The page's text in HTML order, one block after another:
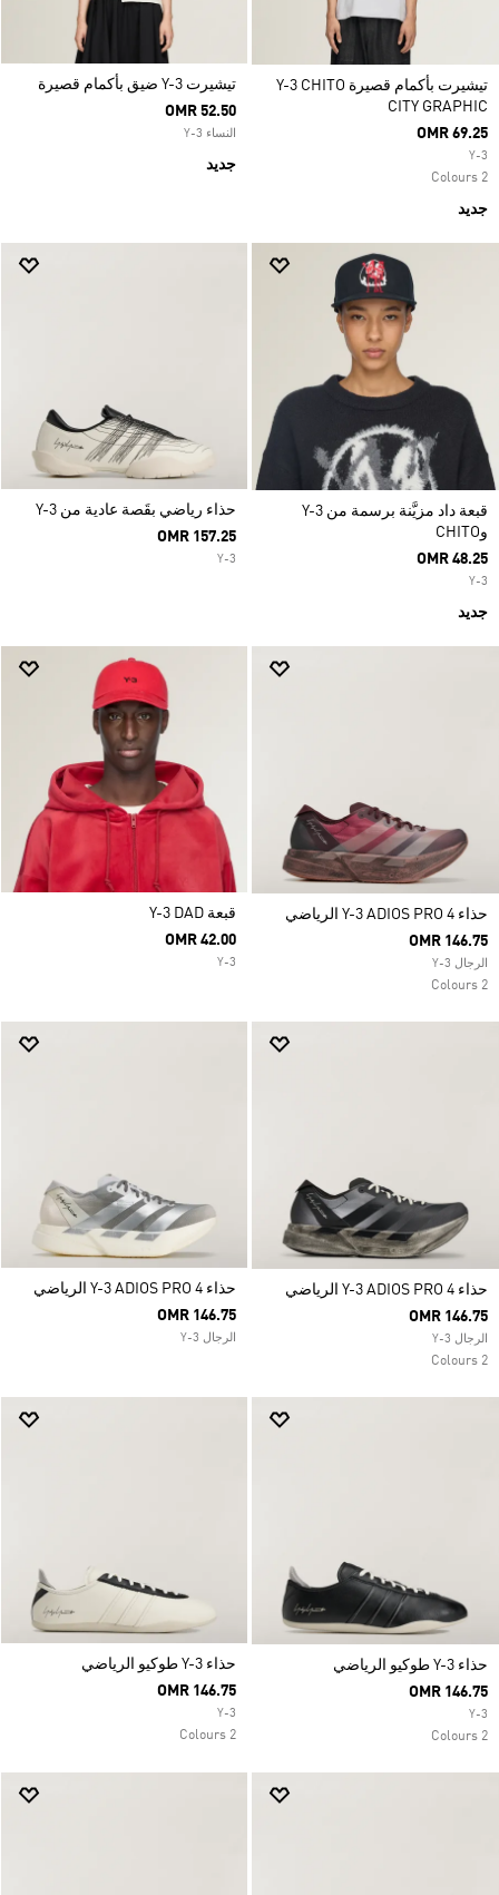
تيشيرت بأكمام قصيرة Y-3 CHITO
CITY GRAPHIC
OMR 69.25
Y-3
2 Colours
جديد
تيشيرت Y-3 ضيق بأكمام قصيرة
OMR 52.50
النساء Y-3
جديد
قبعة داد مزيَّنة برسمة من Y-3
وCHITO
OMR 48.25
Y-3
جديد
حذاء رياضي بقَصة عادية من Y-3
OMR 157.25
Y-3
حذاء Y-3 ADIOS PRO 4 الرياضي
OMR 146.75
الرجال Y-3
2 Colours
قبعة Y-3 DAD
OMR 42.00
Y-3
حذاء Y-3 ADIOS PRO 4 الرياضي
OMR 146.75
الرجال Y-3
2 Colours
حذاء Y-3 ADIOS PRO 4 الرياضي
OMR 146.75
الرجال Y-3
حذاء Y-3 طوكيو الرياضي
OMR 146.75
Y-3
2 Colours
حذاء Y-3 طوكيو الرياضي
OMR 146.75
Y-3
2 Colours